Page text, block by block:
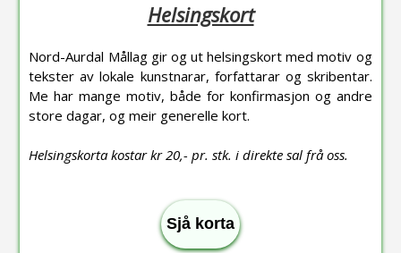
Helsingskort
Nord-Aurdal Mållag gir og ut helsingskort med motiv og
tekster av lokale kunstnarar, forfattarar og skribentar.
Me har mange motiv, både for konfirmasjon og andre
store dagar, og meir generelle kort.
Helsingskorta kostar kr 20,- pr. stk. i direkte sal frå oss.
Sjå korta